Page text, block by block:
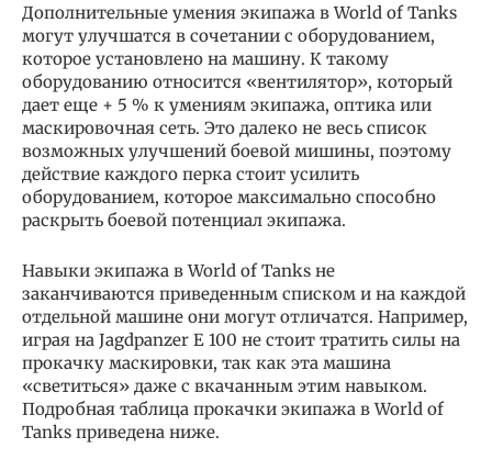
Дополнительные умения экипажа в World of Tanks
могут улучшатся в сочетании с оборудованием,
которое установлено на машину. К такому
оборудованию относится «вентилятор», который
дает еще + 5 % к умениям экипажа, оптика или
маскировочная сеть. Это далеко не весь список
возможных улучшений боевой мишины, поэтому
действие каждого перка стоит усилить
оборудованием, которое максимально способно
раскрыть боевой потенциал экипажа.
Навыки экипажа в World of Tanks не
заканчиваются приведенным списком и на каждой
отдельной машине они могут отличатся. Например,
играя на Jagdpanzer E 100 не стоит тратить силы на
прокачку маскировки, так как эта машина
«светиться» даже с вкачанным этим навыком.
Подробная таблица прокачки экипажа в World of
Tanks приведена ниже.